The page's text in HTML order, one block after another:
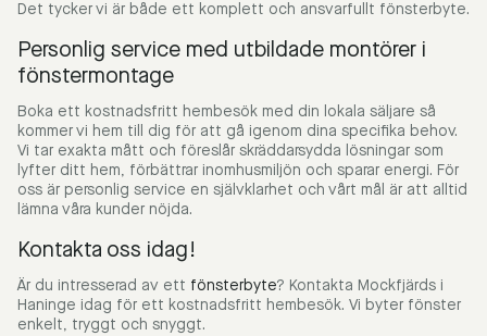
Det tycker vi är både ett komplett och ansvarfullt fönsterbyte.
Personlig service med utbildade montörer i
fönstermontage
Boka ett kostnadsfritt hembesök med din lokala säljare så
kommer vi hem till dig för att gå igenom dina specifika behov.
Vi tar exakta mått och föreslår skräddarsydda lösningar som
lyfter ditt hem, förbättrar inomhusmiljön och sparar energi. För
oss är personlig service en självklarhet och vårt mål är att alltid
lämna våra kunder nöjda.
Kontakta oss idag!
Är du intresserad av ett fönsterbyte? Kontakta Mockfjärds i
Haninge idag för ett kostnadsfritt hembesök. Vi byter fönster
enkelt, tryggt och snyggt.